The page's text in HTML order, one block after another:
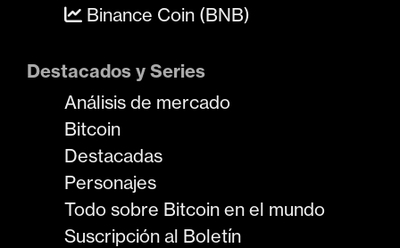
Binance Coin (BNB)
Destacados y Series
Análisis de mercado
Bitcoin
Destacadas
Personajes
Todo sobre Bitcoin en el mundo
Suscripción al Boletín